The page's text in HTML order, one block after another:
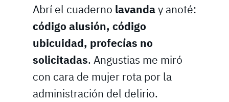
Abrí el cuaderno lavanday anoté:
código alusión, código
ubicuidad, profecías no
solicitadas. Angustias me miró
con cara de mujer rota por la
administración del delirio.